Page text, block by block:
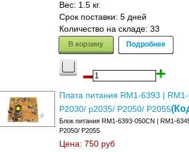
Вес: 1.5 кг.
Срок поставки: 5 дней
Количество на складе: 33
В корзину Подробнее
Плата питания RM1-6393 |
P2030/ p2035/ P2050/ P2055
Блок питания RM1-6393-050CN | RM1-
P2050/ P2055
Цена: 750 руб